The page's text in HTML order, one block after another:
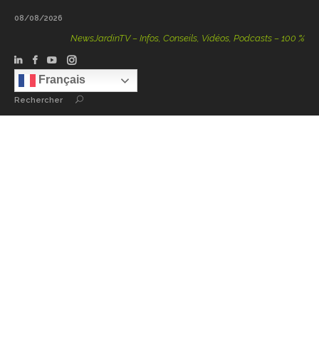
08/08/2026
NewsJardinTV – Infos, Conseils, Vidéos, Podcasts – 100 % Nature
Français
Rechercher